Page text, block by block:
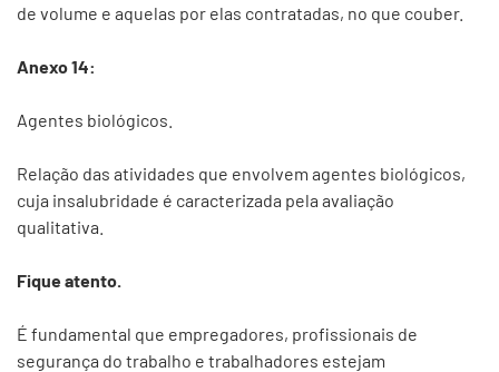
de volume e aquelas por elas contratadas, no que couber.
Anexo 14:
Agentes biológicos.
Relação das atividades que envolvem agentes biológicos,
cuja insalubridade é caracterizada pela avaliação
qualitativa.
Fique atento.
É fundamental que empregadores, profissionais de
segurança do trabalho e trabalhadores estejam